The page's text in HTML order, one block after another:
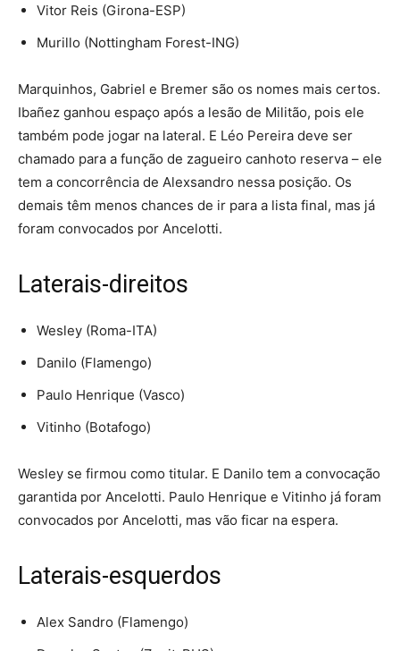
Vitor Reis (Girona-ESP)
Murillo (Nottingham Forest-ING)
Marquinhos, Gabriel e Bremer são os nomes mais certos.
Ibañez ganhou espaço após a lesão de Militão, pois ele
também pode jogar na lateral. E Léo Pereira deve ser
chamado para a função de zagueiro canhoto reserva – ele
tem a concorrência de Alexsandro nessa posição. Os
demais têm menos chances de ir para a lista final, mas já
foram convocados por Ancelotti.
Laterais-direitos
Wesley (Roma-ITA)
Danilo (Flamengo)
Paulo Henrique (Vasco)
Vitinho (Botafogo)
Wesley se firmou como titular. E Danilo tem a convocação
garantida por Ancelotti. Paulo Henrique e Vitinho já foram
convocados por Ancelotti, mas vão ficar na espera.
Laterais-esquerdos
Alex Sandro (Flamengo)